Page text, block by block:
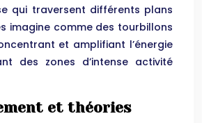
qui traversent différents plans
imagine comme des tourbillons
et amplifiant l’énergie
des zones d’intense activité
et théories